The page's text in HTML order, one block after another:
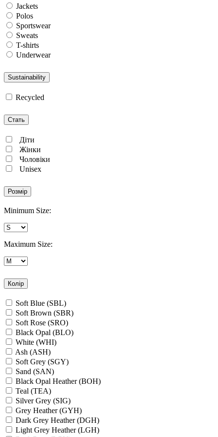
Jackets
Polos
Sportswear
Sweats
T-shirts
Underwear
Sustainability
Recycled
Стать
Діти
Жінки
Чоловіки
Unisex
Розмір
Minimum Size:
Maximum Size:
Колір
Soft Blue (SBL)
Soft Brown (SBR)
Soft Rose (SRO)
Black Opal (BLO)
White (WHI)
Ash (ASH)
Soft Grey (SGY)
Sand (SAN)
Black Opal Heather (BOH)
Teal (TEA)
Silver Grey (SIG)
Grey Heather (GYH)
Dark Grey Heather (DGH)
Light Grey Heather (LGH)